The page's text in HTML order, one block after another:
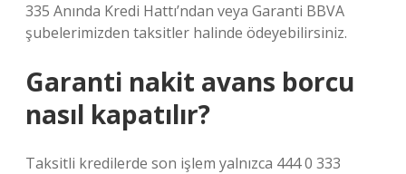
335 Anında Kredi Hattı’ndan veya Garanti BBVA
şubelerimizden taksitler halinde ödeyebilirsiniz.
Garanti nakit avans borcu
nasıl kapatılır?
Taksitli kredilerde son işlem yalnızca 444 0 333